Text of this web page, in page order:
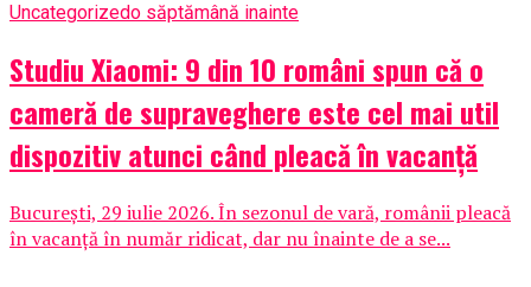
Uncategorizedo săptămână inainte
Studiu Xiaomi: 9 din 10 români spun că o
cameră de supraveghere este cel mai util
dispozitiv atunci când pleacă în vacanță
București, 29 iulie 2026. În sezonul de vară, românii pleacă
în vacanță în număr ridicat, dar nu înainte de a se...